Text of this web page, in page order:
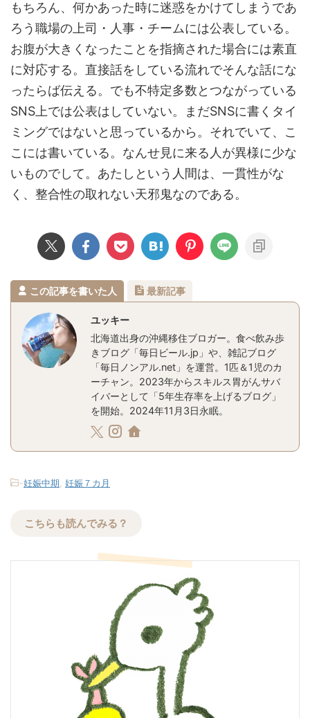
もちろん、何かあった時に迷惑をかけてしまうであ
ろう職場の上司・人事・チームには公表している。
お腹が大きくなったことを指摘された場合には素直
に対応する。直接話をしている流れでそんな話にな
ったらば伝える。でも不特定多数とつながっている
SNS上では公表はしていない。まだSNSに書くタイ
ミングではないと思っているから。それでいて、こ
こには書いている。なんせ見に来る人が異様に少な
いものでして。あたしという人間は、一貫性がな
く、整合性の取れない天邪鬼なのである。
この記事を書いた人 最新記事
ユッキー
北海道出身の沖縄移住ブロガー。食べ飲み歩
きブログ「毎日ビール.jp」や、雑記ブログ
「毎日ノンアル.net」を運営。1匹＆1児のカ
ーチャン。2023年からスキルス胃がんサバ
イバーとして「5年生存率を上げるブログ」
を開始。2024年11月3日永眠。
-妊娠中期 妊娠７カ月
こちらも読んでみる？